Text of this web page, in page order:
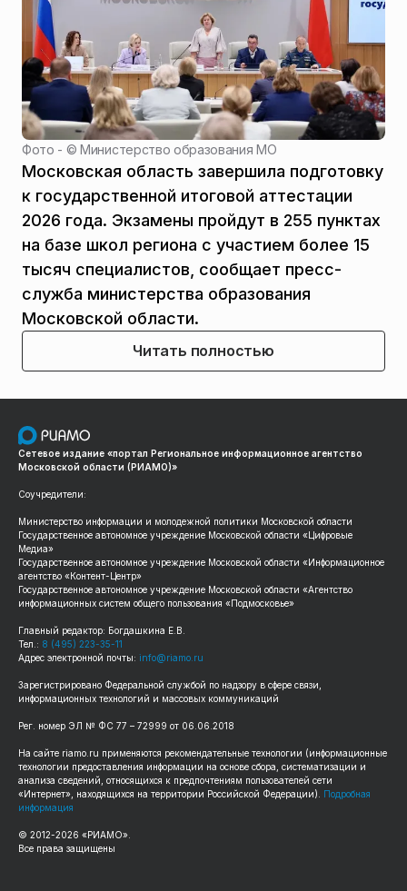
Фото - ©Министерство образования МО
Московская область завершила подготовку
к государственной итоговой аттестации
2026 года. Экзамены пройдут в 255 пунктах
на базе школ региона с участием более 15
тысяч специалистов, сообщает пресс-
служба министерства образования
Московской области.
Читать полностью
Сетевое издание «портал Региональное информационное агентство
Московской области (РИАМО)»
Соучредители:
Министерство информации и молодежной политики Московской области
Государственное автономное учреждение Московской области «Цифровые
Медиа»
Государственное автономное учреждение Московской области «Информационное
агентство «Контент-Центр»
Государственное автономное учреждение Московской области «Агентство
информационных систем общего пользования «Подмосковье»
Главный редактор: Богдашкина Е.В.
Тел.: 8 (495) 223-35-11
Адрес электронной почты: info@riamo.ru
Зарегистрировано Федеральной службой по надзору в сфере связи,
информационных технологий и массовых коммуникаций
Рег. номер ЭЛ № ФС 77 – 72999 от 06.06.2018
На сайте riamo.ru применяются рекомендательные технологии (информационные
технологии предоставления информации на основе сбора, систематизации и
анализа сведений, относящихся к предпочтениям пользователей сети
«Интернет», находящихся на территории Российской Федерации). Подробная
информация
© 2012-2026 «РИАМО».
Все права защищены